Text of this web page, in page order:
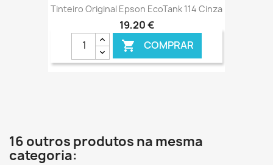
Tinteiro Original Epson EcoTank 114 Cinza
19,20 €
 COMPRAR
16 outros produtos na mesma
categoria: